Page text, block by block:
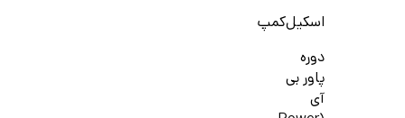
اسکیل‌کمپ
دوره
پاور بی
آی